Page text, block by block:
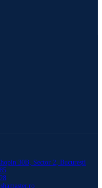
30B, Sector 2, București